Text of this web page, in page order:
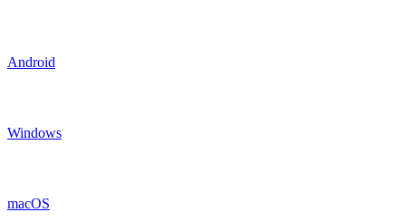
Android
Windows
macOS